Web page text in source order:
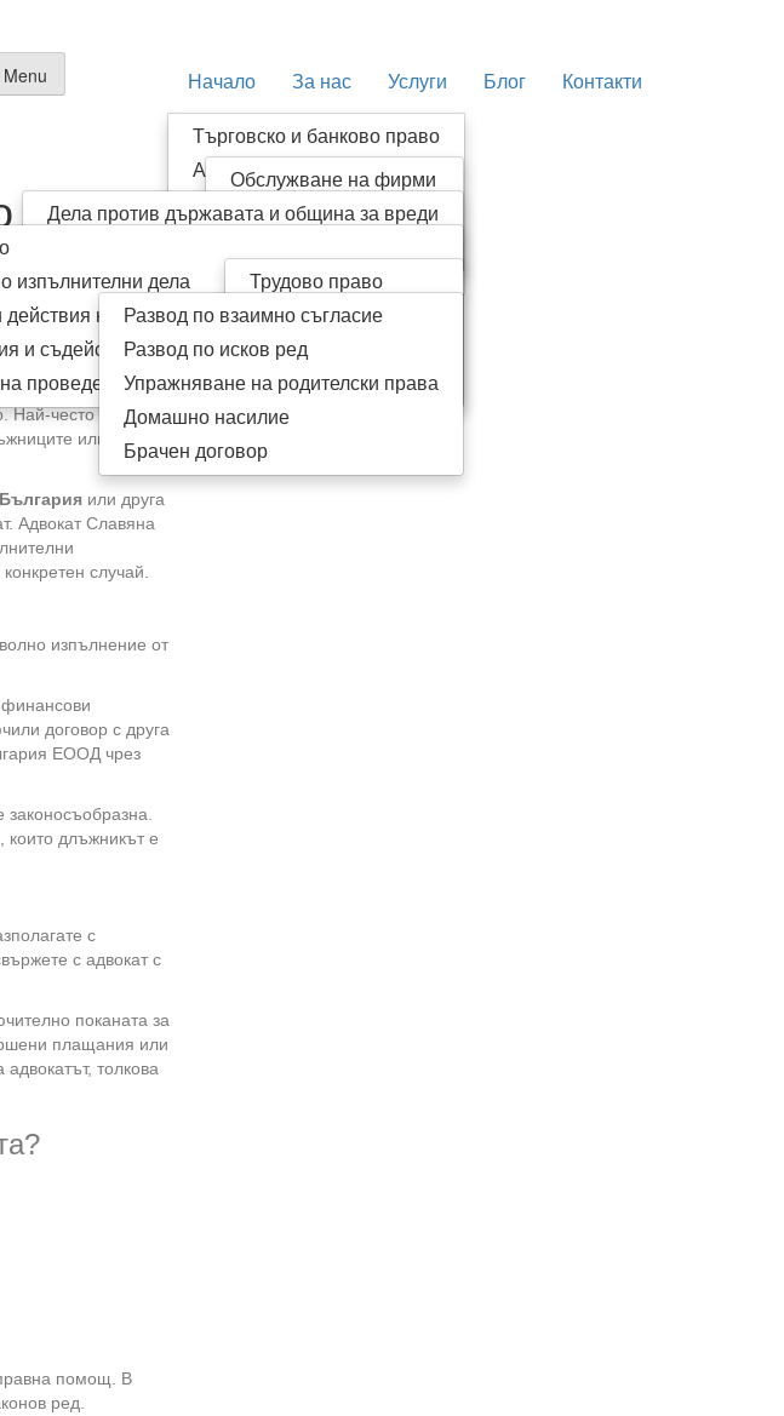
Начало За нас Услуги
Търговско и банково право
Обслужване на фирми
Регистрация на фирми
Административно право
Дела против държавата и община за вреди
Изпълнително право
изпълнителни дела
на съдебния изпълнител
и съдействие при участие в публични търгове
проведени публични търгове
Трудово право
Имотни казуси
Лекарски грешки
Наследствено право
Семейно право
Развод по взаимно съгласие
Развод по исков ред
Упражняване на родителски права
Домашно насилие
Брачен договор
Блог Контакти
да
на покана за
дело
Най-често
или след
или друга
Адвокат Славяна
случай.
изпълнение от
договор с друга
ЕООД чрез
които длъжникът е
с
с адвокат с
поканата за
плащания или
толкова
помощ. В
ред.